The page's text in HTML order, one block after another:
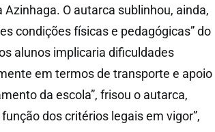
O autarca sublinhou, ainda,
condições físicas e pedagógicas” do
alunos implicaria dificuldades
em termos de transporte e apoio
da escola”, frisou o autarca,
dos critérios legais em vigor”,